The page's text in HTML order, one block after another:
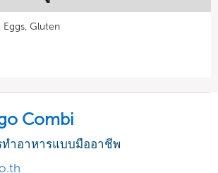
Gluten
Combi
ำอาหารแบบมืออาชีพ